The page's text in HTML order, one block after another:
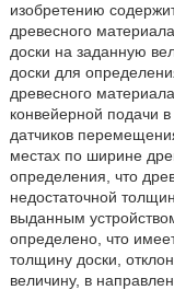
изобретению
древесного
доски на заданную
доски для
древесного
конвейерной подачи
датчиков
местах по ширине
определения, что
недостаточной
выданным
определено, что
толщину доски,
величину, в